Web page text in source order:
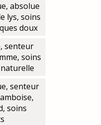
absolue
lys, soins
doux
senteur
soins
senteur
soins